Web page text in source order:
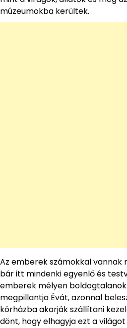
múzeumokba kerültek.
Az emberek számokkal vannak
bár itt mindenki egyenlő és
emberek mélyen
megpillantja Évát, azonnal
kórházba akarják szállítani
dönt, hogy elhagyja ezt a világot